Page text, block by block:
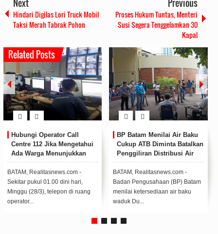
Next
Hindari Digilas Lori Truck Mobil
Taksi Merah Tabrak Pohon
Previous
Proses Hukum Tuntas, Menteri
Susi Segera Tenggelamkan 30
Kapal
Related Posts
Operator Call
112 Jika Mengetahui
Menunjukkan
Covid-19
Realitasnews.com -
pukul 01.00 dini hari,
(28/3), telepon di ruang
BP Batam Menilai Air Baku
Cukup ATB Diminta Batalkan
Penggiliran Distribusi Air
BATAM, Realitasnews.com -
Badan Pengusahaan (BP) Batam
menilai ketersediaan air baku
waduk Du...